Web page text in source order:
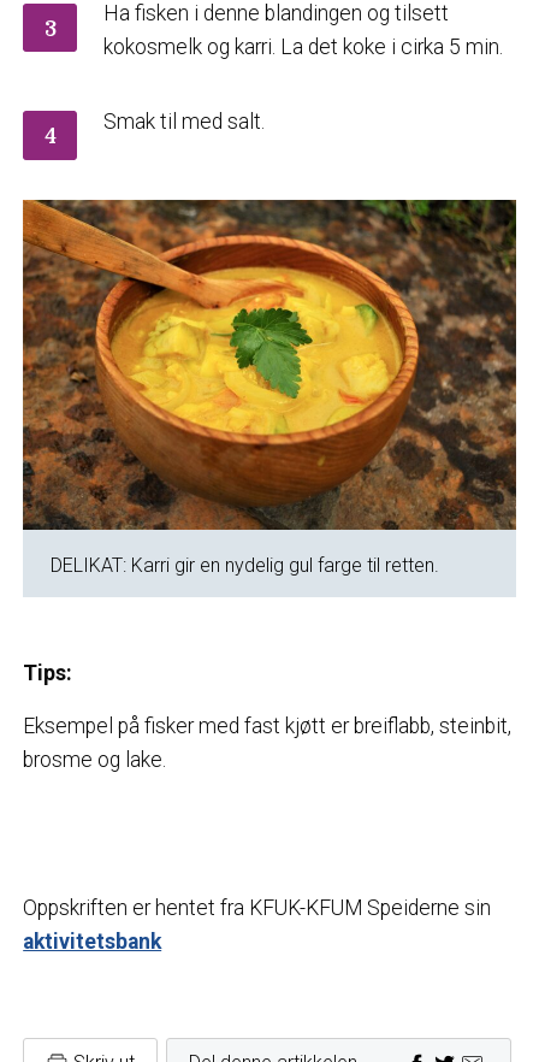
3
Ha fisken i denne blandingen og tilsett
kokosmelk og karri. La det koke i cirka 5 min.
4
Smak til med salt.
DELIKAT: Karri gir en nydelig gul farge til retten.
Tips:
Eksempel på fisker med fast kjøtt er breiflabb, steinbit,
brosme og lake.
Oppskriften er hentet fra KFUK-KFUM Speiderne sin
aktivitetsbank